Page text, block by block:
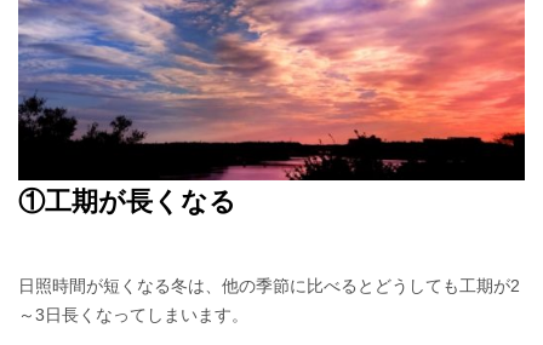
①工期が長くなる
日照時間が短くなる冬は、他の季節に比べるとどうしても工期が2
～3日長くなってしまいます。